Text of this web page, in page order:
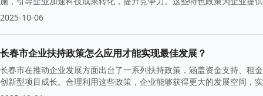
2025-10-06
长春市企业扶持政策怎么应用才能实现最佳发展？
长春市在推动企业发展方面出台了一系列扶持政策，涵盖资金支持、租
创新型项目成长。合理利用这些政策，企业能够获得更大的发展空间，